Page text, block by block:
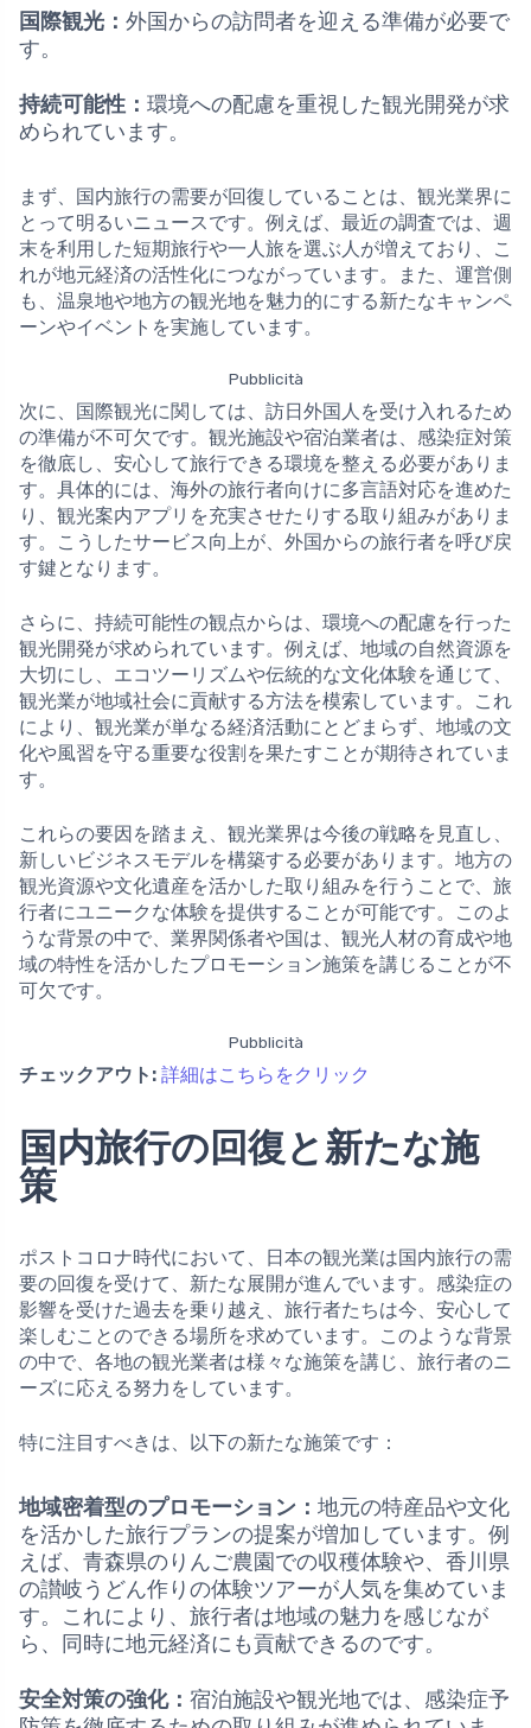
国際観光： 外国からの訪問者を迎える準備が必要で
す。
持続可能性： 環境への配慮を重視した観光開発が求
められています。
まず、国内旅行の需要が回復していることは、観光業界に
とって明るいニュースです。例えば、最近の調査では、週
末を利用した短期旅行や一人旅を選ぶ人が増えており、こ
れが地元経済の活性化につながっています。また、運営側
も、温泉地や地方の観光地を魅力的にする新たなキャンペ
ーンやイベントを実施しています。
Pubblicità
次に、国際観光に関しては、訪日外国人を受け入れるため
の準備が不可欠です。観光施設や宿泊業者は、感染症対策
を徹底し、安心して旅行できる環境を整える必要がありま
す。具体的には、海外の旅行者向けに多言語対応を進めた
り、観光案内アプリを充実させたりする取り組みがありま
す。こうしたサービス向上が、外国からの旅行者を呼び戻
す鍵となります。
さらに、持続可能性の観点からは、環境への配慮を行った
観光開発が求められています。例えば、地域の自然資源を
大切にし、エコツーリズムや伝統的な文化体験を通じて、
観光業が地域社会に貢献する方法を模索しています。これ
により、観光業が単なる経済活動にとどまらず、地域の文
化や風習を守る重要な役割を果たすことが期待されていま
す。
これらの要因を踏まえ、観光業界は今後の戦略を見直し、
新しいビジネスモデルを構築する必要があります。地方の
観光資源や文化遺産を活かした取り組みを行うことで、旅
行者にユニークな体験を提供することが可能です。このよ
うな背景の中で、業界関係者や国は、観光人材の育成や地
域の特性を活かしたプロモーション施策を講じることが不
可欠です。
Pubblicità
チェックアウト: 詳細はこちらをクリック
国内旅行の回復と新たな施
策
ポストコロナ時代において、日本の観光業は国内旅行の需
要の回復を受けて、新たな展開が進んでいます。感染症の
影響を受けた過去を乗り越え、旅行者たちは今、安心して
楽しむことのできる場所を求めています。このような背景
の中で、各地の観光業者は様々な施策を講じ、旅行者のニ
ーズに応える努力をしています。
特に注目すべきは、以下の新たな施策です：
地域密着型のプロモーション： 地元の特産品や文化
を活かした旅行プランの提案が増加しています。例
えば、青森県のりんご農園での収穫体験や、香川県
の讃岐うどん作りの体験ツアーが人気を集めていま
す。これにより、旅行者は地域の魅力を感じなが
ら、同時に地元経済にも貢献できるのです。
安全対策の強化： 宿泊施設や観光地では、感染症予